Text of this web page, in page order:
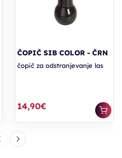
ČOPIČ SIB COLOR - ČRN
čopič za odstranjevanje las
14,90€